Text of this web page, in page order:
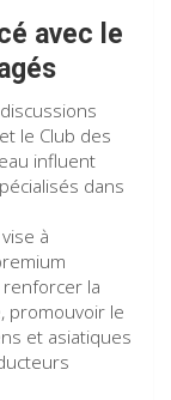
avec le
le Club des
influent
dans
à
la
promouvoir le
et asiatiques